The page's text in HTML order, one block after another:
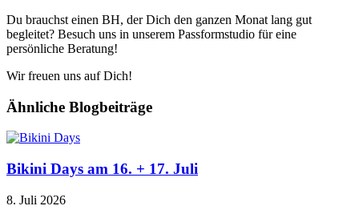
Du brauchst einen BH, der Dich den ganzen Monat lang gut
begleitet? Besuch uns in unserem Passformstudio für eine
persönliche Beratung!
Wir freuen uns auf Dich!
Ähnliche Blogbeiträge
Bikini Days am 16. + 17. Juli
8. Juli 2026